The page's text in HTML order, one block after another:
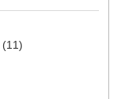
(11)